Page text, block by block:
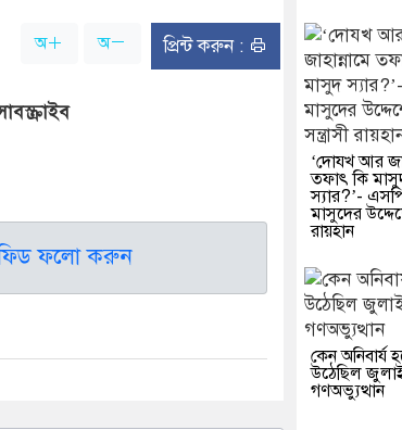
অ অ প্রিন্ট করুন :
ফিড ফলো করুন
‘দোযখ আর
তফাৎ কি
স্যার?’-
মাসুদের
রায়হান
কেন অনিবার্য
উঠেছিল
গণঅভ্যুত্থান